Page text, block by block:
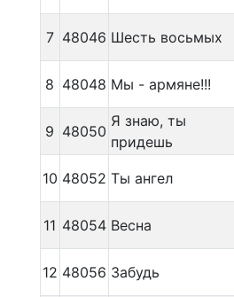
7 48046 Шесть восьмых
8 48048 Мы - армяне!!!
9 48050
Я знаю, ты
придешь
10 48052 Ты ангел
11 48054 Весна
12 48056 Забудь